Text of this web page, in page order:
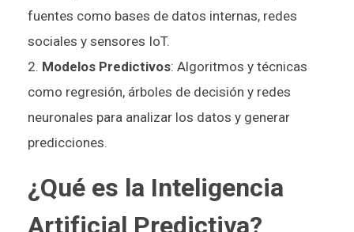
fuentes como bases de datos internas, redes
sociales y sensores IoT.
Modelos Predictivos: Algoritmos y técnicas
como regresión, árboles de decisión y redes
neuronales para analizar los datos y generar
predicciones.
¿Qué es la Inteligencia
Artificial Predictiva?